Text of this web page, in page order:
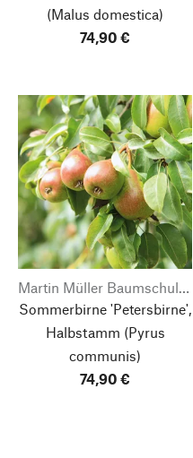
(Malus domestica)
74,90 €
Martin Müller Baumschulen
Sommerbirne 'Petersbirne',
Halbstamm (Pyrus
communis)
74,90 €